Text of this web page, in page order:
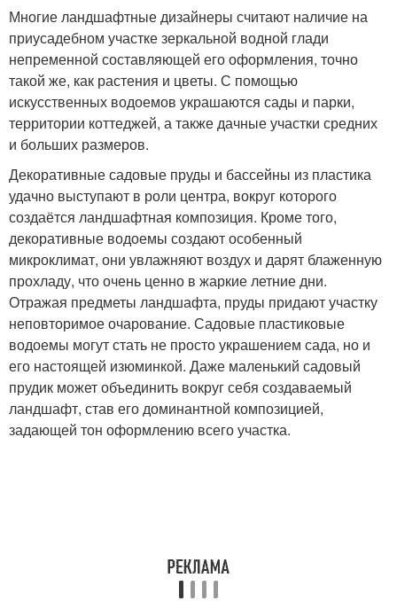
Многие ландшафтные дизайнеры считают наличие на
приусадебном участке зеркальной водной глади
непременной составляющей его оформления, точно
такой же, как растения и цветы. С помощью
искусственных водоемов украшаются сады и парки,
территории коттеджей, а также дачные участки средних
и больших размеров.
Декоративные садовые пруды и бассейны из пластика
удачно выступают в роли центра, вокруг которого
создаётся ландшафтная композиция. Кроме того,
декоративные водоемы создают особенный
микроклимат, они увлажняют воздух и дарят блаженную
прохладу, что очень ценно в жаркие летние дни.
Отражая предметы ландшафта, пруды придают участку
неповторимое очарование. Садовые пластиковые
водоемы могут стать не просто украшением сада, но и
его настоящей изюминкой. Даже маленький садовый
прудик может объединить вокруг себя создаваемый
ландшафт, став его доминантной композицией,
задающей тон оформлению всего участка.